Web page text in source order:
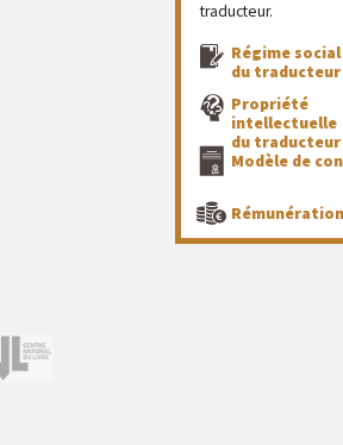
traducteur.
Régime
du traducteur
Propriété
intellectuelle
du traducteur
Modèle de
Rémunération